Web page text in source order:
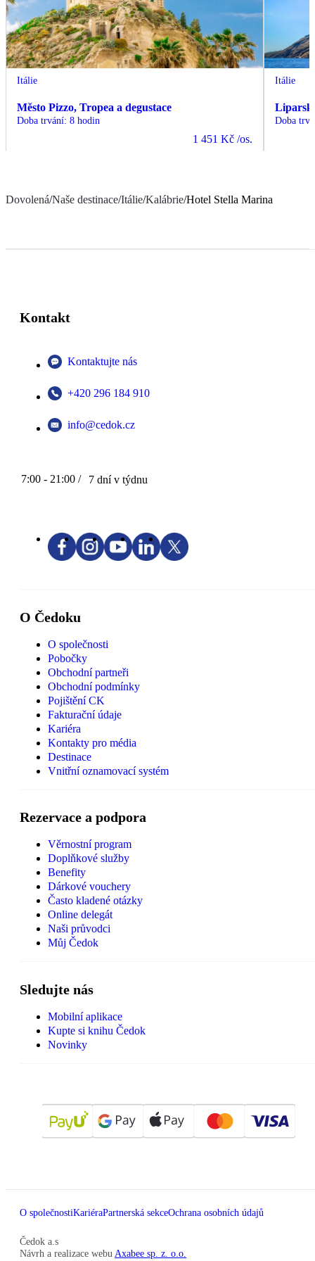
Itálie
Město Pizzo, Tropea a degustace
Doba trvání: 8 hodin
1 451 Kč /os.
Itálie
Doba
Dovolená/Naše destinace/Itálie/Kalábrie/Hotel Stella Marina
Kontakt
Kontaktujte nás
+420 296 184 910
info@cedok.cz
7:00 - 21:00 / 7 dní v týdnu
O Čedoku
O společnosti
Pobočky
Obchodní partneři
Obchodní podmínky
Pojištění CK
Fakturační údaje
Kariéra
Kontakty pro média
Destinace
Vnitřní oznamovací systém
Rezervace a podpora
Věrnostní program
Doplňkové služby
Benefity
Dárkové vouchery
Často kladené otázky
Online delegát
Naši průvodci
Můj Čedok
Sledujte nás
Mobilní aplikace
Kupte si knihu Čedok
Novinky
O společnostiKariéraPartnerská sekceOchrana osobních údajů
Čedok a.s
Návrh a realizace webu Axabee sp. z. o.o.